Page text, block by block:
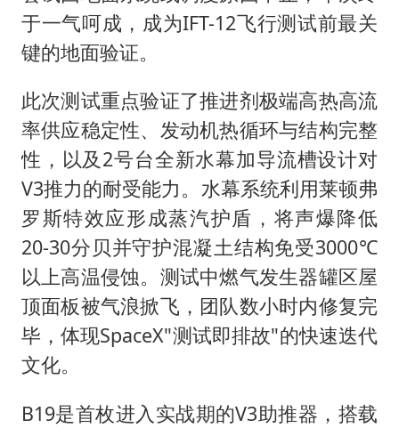
于一气呵成，成为IFT-12飞行测试前最关
键的地面验证。
此次测试重点验证了推进剂极端高热高流
率供应稳定性、发动机热循环与结构完整
性，以及2号台全新水幕加导流槽设计对
V3推力的耐受能力。水幕系统利用莱顿弗
罗斯特效应形成蒸汽护盾，将声爆降低
20-30分贝并守护混凝土结构免受3000℃
以上高温侵蚀。测试中燃气发生器罐区屋
顶面板被气浪掀飞，团队数小时内修复完
毕，体现SpaceX"测试即排故"的快速迭代
文化。
B19是首枚进入实战期的V3助推器，搭载